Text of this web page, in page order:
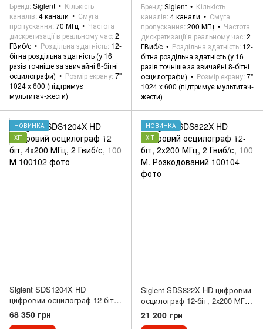
Бренд Siglent
Кількість
каналів 4 канали
Смуга
пропускання 70 МГц
Частота
дискретизації в реальному час 2
ГВиб/с
Роздільна здатність 12-
бітна роздільна здатність (у 16
разів точніше за звичайні 8-бітні
осцилографи)
Розмір екрану 7"
1024 х 600 (підтримує
мультитач-жести)
Бренд Siglent
Кількість
каналів 4 канали
Смуга
пропускання 200 МГц
Частота
дискретизації в реальному час 2
ГВиб/с
Роздільна здатність 12-
бітна роздільна здатність (у 16
разів точніше за звичайні 8-бітні
осцилографи)
Розмір екрану 7"
1024 х 600 (підтримує мультитач-
жести)
НОВИНКА
ХІТ
Siglent SDS1204X HD
цифровий осцилограф 12 біт,
4х200 МГц, 2 Гвиб/с, 100 М
68 350 грн
НОВИНКА
ХІТ
Siglent SDS822X HD цифровий
осцилограф 12-біт, 2х200 МГц,
2 Гвиб/с, 100 М. Розкодований
21 200 грн